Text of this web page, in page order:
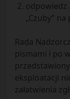
odpowiedz
„Czuby”
Rada
pismami i po
eksploatacji
załatwienia